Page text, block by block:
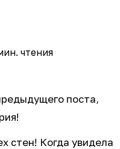
чтения
поста,
стен! Когда увидела